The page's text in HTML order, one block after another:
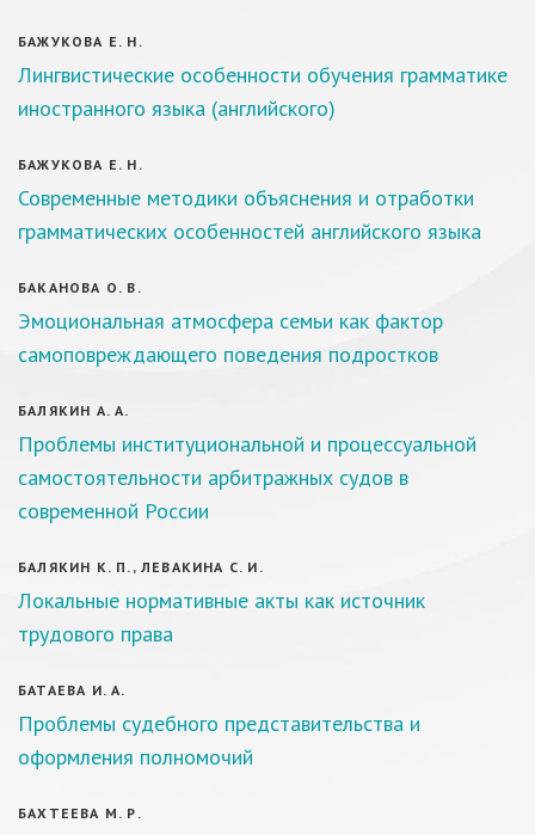
БАЖУКОВА Е. Н.
Лингвистические особенности обучения грамматике
иностранного языка (английского)
БАЖУКОВА Е. Н.
Современные методики объяснения и отработки
грамматических особенностей английского языка
БАКАНОВА О. В.
Эмоциональная атмосфера семьи как фактор
самоповреждающего поведения подростков
БАЛЯКИН А. А.
Проблемы институциональной и процессуальной
самостоятельности арбитражных судов в
современной России
БАЛЯКИН К. П., ЛЕВАКИНА С. И.
Локальные нормативные акты как источник
трудового права
БАТАЕВА И. А.
Проблемы судебного представительства и
оформления полномочий
БАХТЕЕВА М. Р.